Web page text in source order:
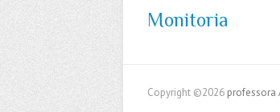
Monitoria
Copyright ©2026 professora